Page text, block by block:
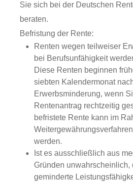
Sie sich bei der Deutschen
beraten.
Befristung der Rente:
Renten wegen teilweiser
bei Berufsunfähigkeit
Diese Renten beginnen
siebten Kalendermonat
Erwerbsminderung, wenn
Rentenantrag rechtzeitig
befristete Rente kann im
werden.
Ist es ausschließlich aus
Gründen unwahrscheinlich,
geminderte